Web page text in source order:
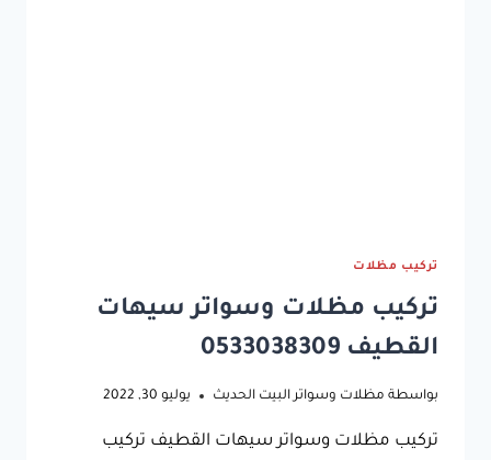
تركيب مظلات
تركيب مظلات وسواتر سيهات
القطيف 0533038309
بواسطة مظلات وسواتر البيت الحديث يوليو 30, 2022
تركيب مظلات وسواتر سيهات القطيف تركيب